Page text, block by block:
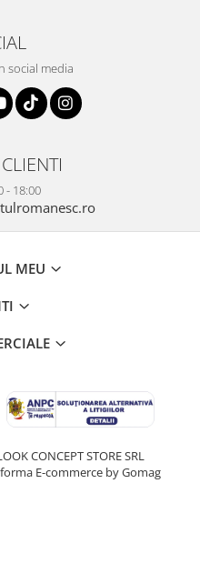
social media
- 18:00
MEU
CONCEPT STORE SRL
E-commerce by Gomag